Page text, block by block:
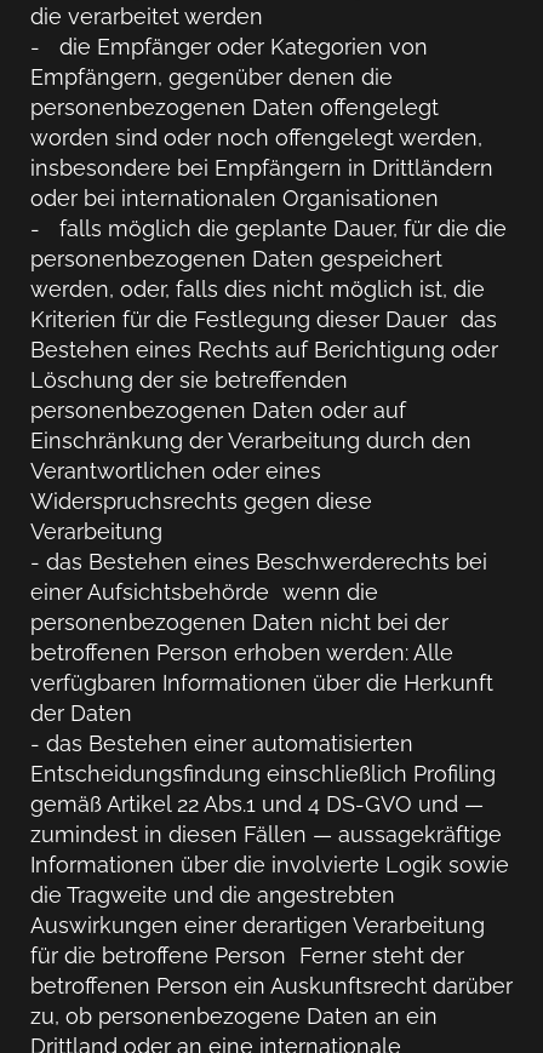
die verarbeitet werden
- die Empfänger oder Kategorien von
Empfängern, gegenüber denen die
personenbezogenen Daten offengelegt
worden sind oder noch offengelegt werden,
insbesondere bei Empfängern in Drittländern
oder bei internationalen Organisationen
- falls möglich die geplante Dauer, für die die
personenbezogenen Daten gespeichert
werden, oder, falls dies nicht möglich ist, die
Kriterien für die Festlegung dieser Dauer das
Bestehen eines Rechts auf Berichtigung oder
Löschung der sie betreffenden
personenbezogenen Daten oder auf
Einschränkung der Verarbeitung durch den
Verantwortlichen oder eines
Widerspruchsrechts gegen diese
Verarbeitung
- das Bestehen eines Beschwerderechts bei
einer Aufsichtsbehörde wenn die
personenbezogenen Daten nicht bei der
betroffenen Person erhoben werden: Alle
verfügbaren Informationen über die Herkunft
der Daten
- das Bestehen einer automatisierten
Entscheidungsfindung einschließlich Profiling
gemäß Artikel 22 Abs.1 und 4 DS-GVO und —
zumindest in diesen Fällen — aussagekräftige
Informationen über die involvierte Logik sowie
die Tragweite und die angestrebten
Auswirkungen einer derartigen Verarbeitung
für die betroffene Person Ferner steht der
betroffenen Person ein Auskunftsrecht darüber
zu, ob personenbezogene Daten an ein
Drittland oder an eine internationale